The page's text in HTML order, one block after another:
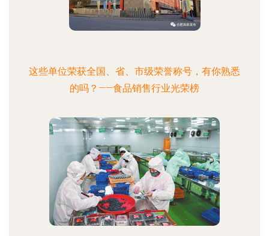
这些单位荣获全国、省、市级荣誉称号，有你熟悉
的吗？——食品销售行业光荣榜